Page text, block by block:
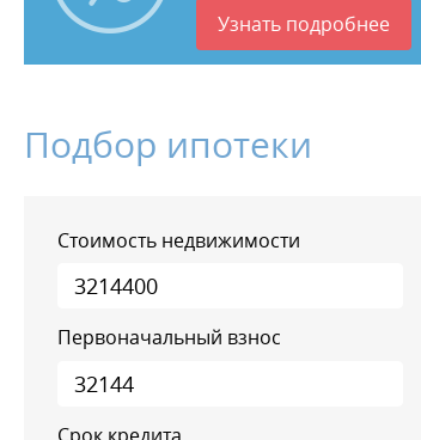
Узнать подробнее
Подбор ипотеки
Стоимость недвижимости
Первоначальный взнос